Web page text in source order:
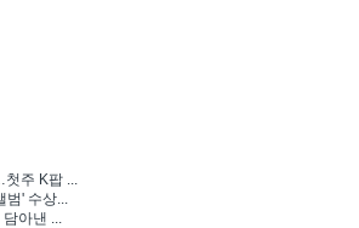
주 K팝 ...
범' 수상...
아낸 ...